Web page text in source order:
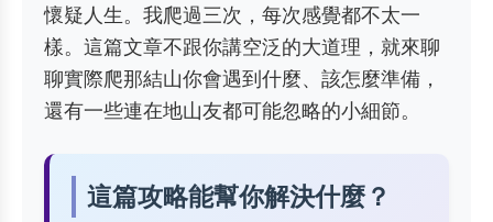
懷疑人生。我爬過三次，每次感覺都不太一
樣。這篇文章不跟你講空泛的大道理，就來聊
聊實際爬那結山你會遇到什麼、該怎麼準備，
還有一些連在地山友都可能忽略的小細節。
這篇攻略能幫你解決什麼？